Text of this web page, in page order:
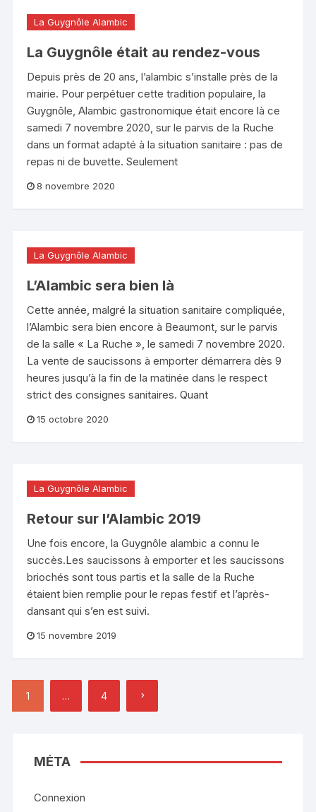
La Guygnôle Alambic
La Guygnôle était au rendez-vous
Depuis près de 20 ans, l’alambic s’installe près de la
mairie. Pour perpétuer cette tradition populaire, la
Guygnôle, Alambic gastronomique était encore là ce
samedi 7 novembre 2020, sur le parvis de la Ruche
dans un format adapté à la situation sanitaire : pas de
repas ni de buvette. Seulement
8 novembre 2020
La Guygnôle Alambic
L’Alambic sera bien là
Cette année, malgré la situation sanitaire compliquée,
l’Alambic sera bien encore à Beaumont, sur le parvis
de la salle « La Ruche », le samedi 7 novembre 2020.
La vente de saucissons à emporter démarrera dès 9
heures jusqu’à la fin de la matinée dans le respect
strict des consignes sanitaires. Quant
15 octobre 2020
La Guygnôle Alambic
Retour sur l’Alambic 2019
Une fois encore, la Guygnôle alambic a connu le
succès.Les saucissons à emporter et les saucissons
briochés sont tous partis et la salle de la Ruche
étaient bien remplie pour le repas festif et l’après-
dansant qui s’en est suivi.
15 novembre 2019
Pagination
des
publications
1 … 4
MÉTA
Connexion